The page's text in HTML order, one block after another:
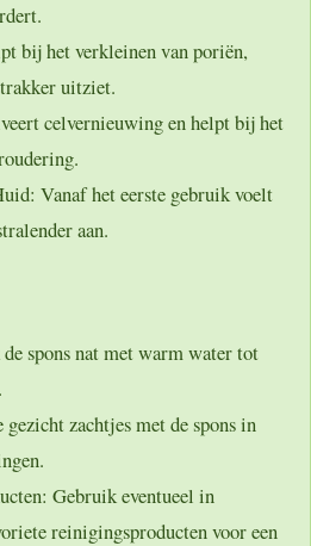
bij het verkleinen van poriën,
uitziet.
celvernieuwing en helpt bij het
Vanaf het eerste gebruik voelt
aan.
spons nat met warm water tot
gezicht zachtjes met de spons in
Gebruik eventueel in
reinigingsproducten voor een